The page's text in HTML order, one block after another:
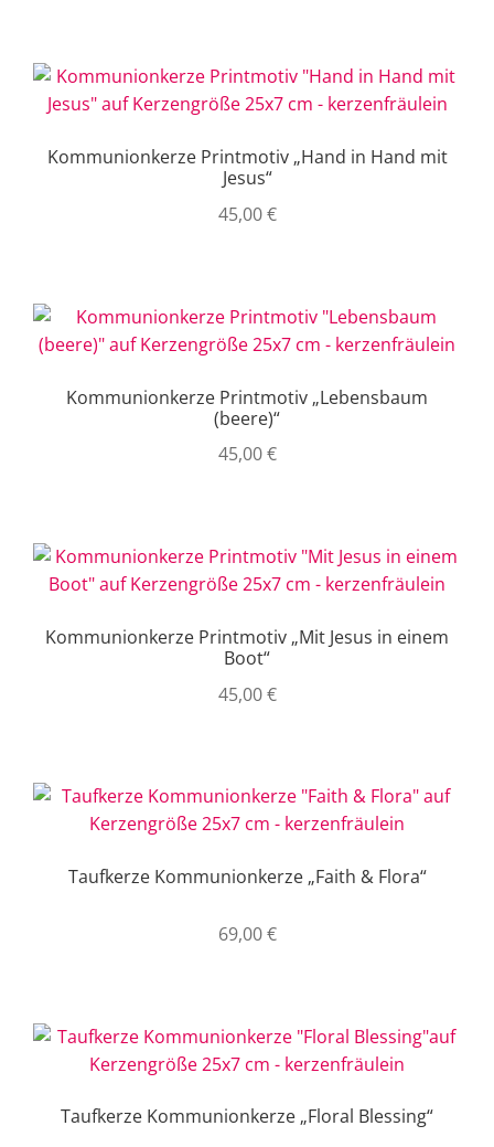
Kommunionkerze Printmotiv „Hand in Hand mit
Jesus“
45,00€
Kommunionkerze Printmotiv „Lebensbaum
(beere)“
45,00€
Kommunionkerze Printmotiv „Mit Jesus in einem
Boot“
45,00€
Taufkerze Kommunionkerze „Faith & Flora“
69,00€
Taufkerze Kommunionkerze „Floral Blessing“